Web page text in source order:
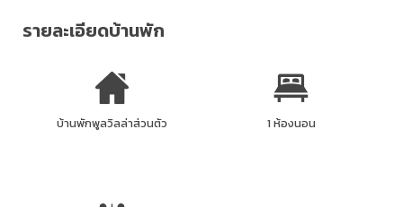
รายละเอียดบ้านพัก
บ้านพักพูลวิลล่าส่วนตัว 1 ห้องนอน